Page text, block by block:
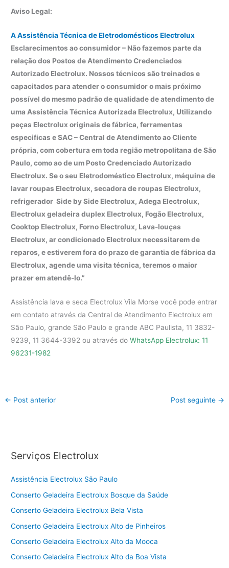
Aviso Legal:
A Assistência Técnica de Eletrodomésticos Electrolux
Esclarecimentos ao consumidor – Não fazemos parte da
relação dos Postos de Atendimento Credenciados
Autorizado Electrolux. Nossos técnicos são treinados e
capacitados para atender o consumidor o mais próximo
possível do mesmo padrão de qualidade de atendimento de
uma Assistência Técnica Autorizada Electrolux, Utilizando
peças Electrolux originais de fábrica, ferramentas
especificas e SAC – Central de Atendimento ao Cliente
própria, com cobertura em toda região metropolitana de São
Paulo, como ao de um Posto Credenciado Autorizado
Electrolux. Se o seu Eletrodoméstico Electrolux, máquina de
lavar roupas Electrolux, secadora de roupas Electrolux,
refrigerador Side by Side Electrolux, Adega Electrolux,
Electrolux geladeira duplex Electrolux, Fogão Electrolux,
Cooktop Electrolux, Forno Electrolux, Lava-louças
Electrolux, ar condicionado Electrolux necessitarem de
reparos, e estiverem fora do prazo de garantia de fábrica da
Electrolux, agende uma visita técnica, teremos o maior
prazer em atendê-lo.”
Assistência lava e seca Electrolux Vila Morse você pode entrar
em contato através da Central de Atendimento Electrolux em
São Paulo, grande São Paulo e grande ABC Paulista, 11 3832-
9239, 11 3644-3392 ou através doWhatsApp Electrolux: 11
96231-1982
← Post anterior Post seguinte →
Serviços Electrolux
Assistência Electrolux São Paulo
Conserto Geladeira Electrolux Bosque da Saúde
Conserto Geladeira Electrolux Bela Vista
Conserto Geladeira Electrolux Alto de Pinheiros
Conserto Geladeira Electrolux Alto da Mooca
Conserto Geladeira Electrolux Alto da Boa Vista